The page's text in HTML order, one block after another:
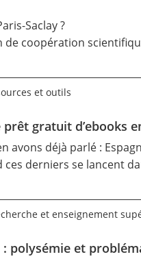
Saclay ?
de coopération
et outils
gratuit d’ebooks
avons déjà parlé :
derniers se lancent
et enseignement
polysémie et